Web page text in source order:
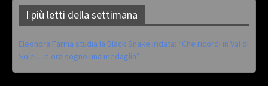
I più letti della settimana
Eleonora Farina studia la Black Snake iridata: “Che ricordi in Val di
Sole… e ora sogno una medaglia”